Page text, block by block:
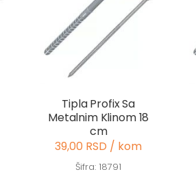
Tipla Profix Sa
Metalnim Klinom 18
cm
39,00 RSD / kom
Šifra: 18791